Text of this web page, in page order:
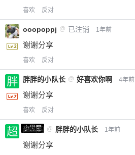
喜欢 反对
ooopoppj @ 已注销 1年前
谢谢分享
喜欢 反对
胖胖的小队长 @ 好喜欢你啊 4年前
谢谢分享
喜欢 反对
小黑屋
超凶的 @ 胖胖的小队长 1年前
谢谢分享